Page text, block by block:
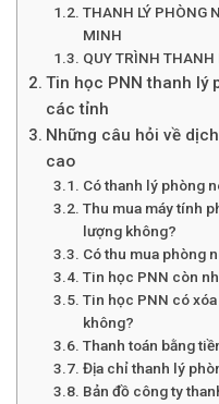
THANH LÝ PHÒNG
MINH
QUY TRÌNH THANH
Tin học PNN thanh lý
các tỉnh
Những câu hỏi về
cao
Có thanh lý phòng
Thu mua máy tính
lượng không?
Có thu mua phòng
Tin học PNN còn
Tin học PNN có
không?
Thanh toán bằng
Địa chỉ thanh lý
Bản đồ công ty